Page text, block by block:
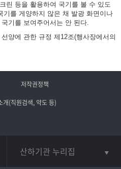
린 등을 활용하여 국기를 볼 수 있도
기를 게양하지 않은 채 발광 화면이나
기를 보여주어서는 안 된다.
양에 관한 규정 제12조(행사장에서의
저작권정책
개(직원검색, 약도 등)
산하기관 누리집